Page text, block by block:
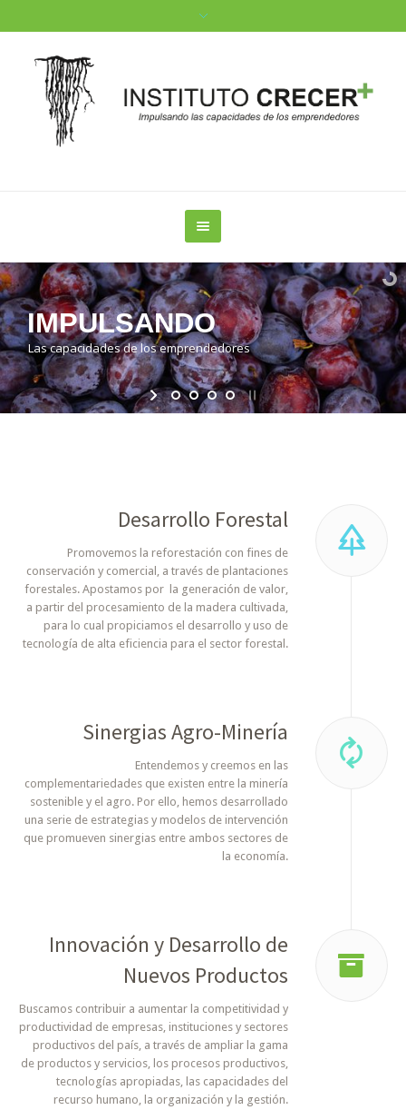
IMPULSANDO
Lascapacidadesdelosemprendedores
Desarrollo Forestal
Promovemos la reforestación con fines de
conservación y comercial, a través de plantaciones
forestales. Apostamos por la generación de valor,
a partir del procesamiento de la madera cultivada,
para lo cual propiciamos el desarrollo y uso de
tecnología de alta eficiencia para el sector forestal.
Sinergias Agro-Minería
Entendemos y creemos en las
complementariedades que existen entre la minería
sostenible y el agro. Por ello, hemos desarrollado
una serie de estrategias y modelos de intervención
que promueven sinergias entre ambos sectores de
la economía.
Innovación y Desarrollo de
Nuevos Productos
Buscamos contribuir a aumentar la competitividad y
productividad de empresas, instituciones y sectores
productivos del país, a través de ampliar la gama
de productos y servicios, los procesos productivos,
tecnologías apropiadas, las capacidades del
recurso humano, la organización y la gestión.